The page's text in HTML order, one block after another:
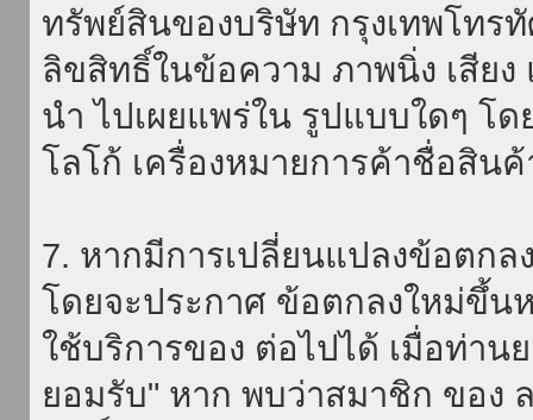
ทรัพย์สินของบริษัท กรุงเทพโทร
ลิขสิทธิ์ในข้อความ ภาพนิ่ง เสีย
นำ ไปเผยแพร่ใน รูปแบบใดๆ โ
โลโก้ เครื่องหมายการค้าชื่อสิน
7. หากมีการเปลี่ยนแปลงข้อตกล
โดยจะประกาศ ข้อตกลงใหม่ขึ้น
ใช้บริการของ ต่อไปได้ เมื่อท่า
ยอมรับ" หาก พบว่าสมาชิก ของ